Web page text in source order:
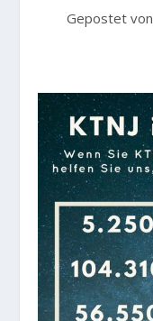
Gepostet von